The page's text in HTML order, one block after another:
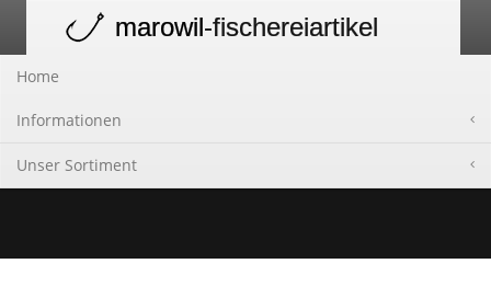
navigation
marowil-fischereiartikel
Home
Informationen
Unser Sortiment